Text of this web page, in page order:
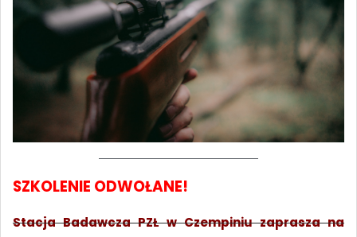
SZKOLENIE ODWOŁANE!
Stacja Badawcza PZŁ w Czempiniu zaprasza na